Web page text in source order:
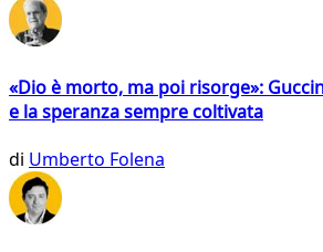
«Dio è morto, ma poi risorge»:
e la speranza sempre coltivata
di Umberto Folena